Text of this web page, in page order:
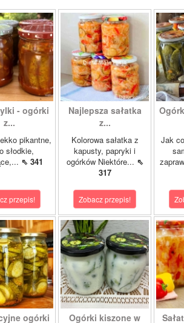
- ogórki
z...
pikantne,
słodkie,
⇖ 341
przepis!
Najlepsza sałatka
z...
Kolorowa sałatka z
kapusty, papryki i
ogórków Niektóre... ⇖
317
Zobacz przepis!
Jak
ogórki Ogórki kiszone w